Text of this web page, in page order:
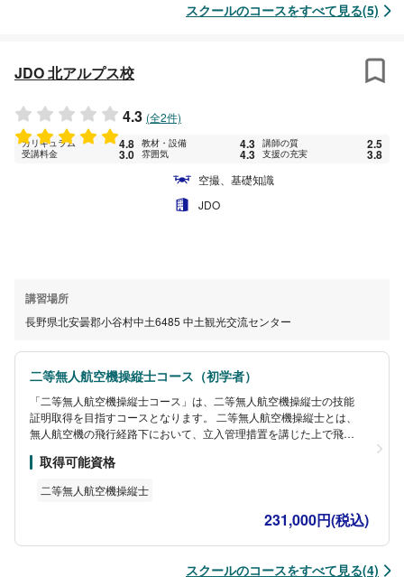
スクールのコースをすべて見る(5)
JDO 北アルプス校
4.3 (全2件)
カリキュラム 4.8 教材・設備 4.3 講師の質 2.5
受講料金 3.0 雰囲気 4.3 支援の充実 3.8
空撮、基礎知識
JDO
講習場所
長野県北安曇郡小谷村中土6485 中土観光交流センター
二等無人航空機操縦士コース（初学者）
「二等無人航空機操縦士コース」は、二等無人航空機操縦士の技能
証明取得を目指すコースとなります。 二等無人航空機操縦士とは、
無人航空機の飛行経路下において、立入管理措置を講じた上で飛行
明書を取得することで、カテゴリーⅡにおける一部特定飛行(カテゴ
取得可能資格
二等無人航空機操縦士
231,000円(税込)
スクールのコースをすべて見る(4)